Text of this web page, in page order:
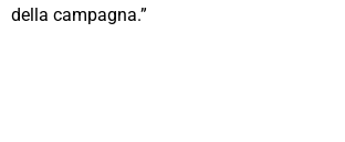
della campagna.”